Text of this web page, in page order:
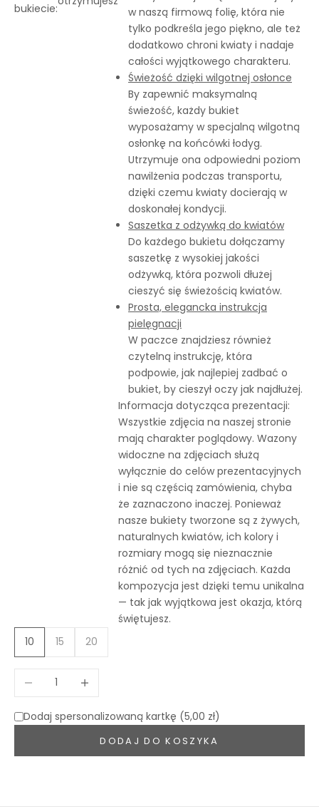
bukiecie:
w naszą firmową folię, która nie
tylko podkreśla jego piękno, ale też
dodatkowo chroni kwiaty i nadaje
całości wyjątkowego charakteru.
Świeżość dzięki wilgotnej osłonce
By zapewnić maksymalną
świeżość, każdy bukiet
wyposażamy w specjalną wilgotną
osłonkę na końcówki łodyg.
Utrzymuje ona odpowiedni poziom
nawilżenia podczas transportu,
dzięki czemu kwiaty docierają w
doskonałej kondycji.
Saszetka z odżywką do kwiatów
Do każdego bukietu dołączamy
saszetkę z wysokiej jakości
odżywką, która pozwoli dłużej
cieszyć się świeżością kwiatów.
Prosta, elegancka instrukcja
pielęgnacji
W paczce znajdziesz również
czytelną instrukcję, która
podpowie, jak najlepiej zadbać o
bukiet, by cieszył oczy jak najdłużej.
Informacja dotycząca prezentacji:
Wszystkie zdjęcia na naszej stronie
mają charakter poglądowy. Wazony
widoczne na zdjęciach służą
wyłącznie do celów prezentacyjnych
i nie są częścią zamówienia, chyba
że zaznaczono inaczej. Ponieważ
nasze bukiety tworzone są z żywych,
naturalnych kwiatów, ich kolory i
rozmiary mogą się nieznacznie
różnić od tych na zdjęciach. Każda
kompozycja jest dzięki temu unikalna
— tak jak wyjątkowa jest okazja, którą
świętujesz.
10
15 20
Zmniejsz ilośćZwiększ ilość
Dodaj spersonalizowaną kartkę (5,00 zł)
DODAJ DO KOSZYKA